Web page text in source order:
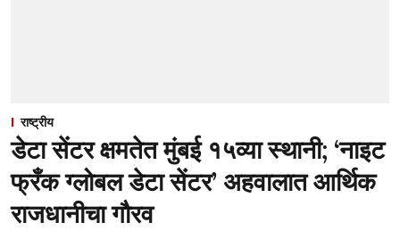
राष्ट्रीय
डेटा सेंटर क्षमतेत मुंबई १५व्या स्थानी; ‘नाइट
फ्रँक ग्लोबल डेटा सेंटर’ अहवालात आर्थिक
राजधानीचा गौरव